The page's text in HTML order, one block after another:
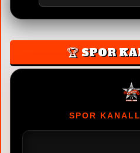
🏆 SPOR
SPOR